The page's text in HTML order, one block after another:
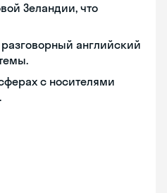
Зеландии, что
английский
с носителями